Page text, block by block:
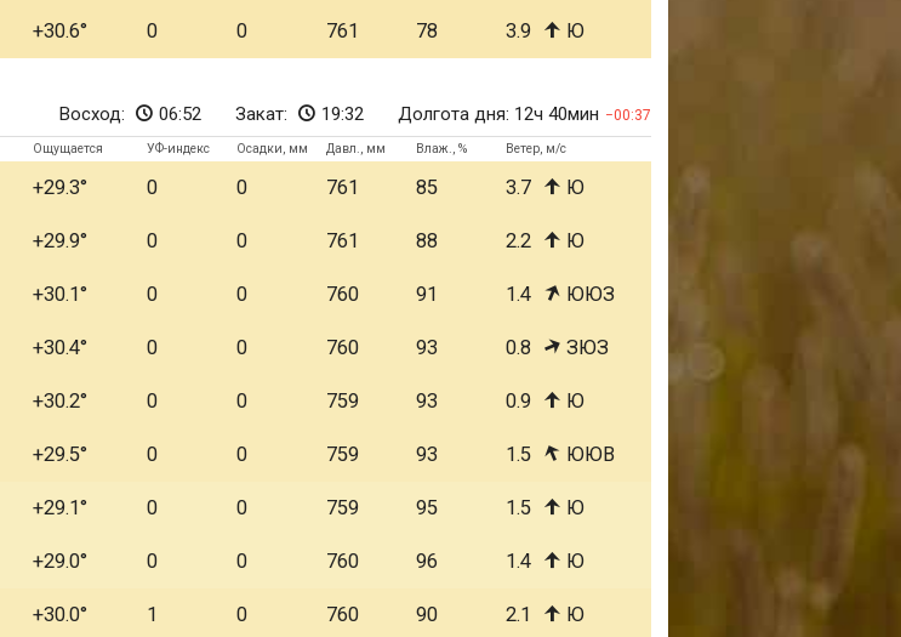
+30.6 0 0 761 78 3.9 Ю
Восход: 06:52 Закат: 19:32 Долгота дня: 12ч 40мин 00:37
Ощущается УФ-индекс Осадки, мм Давл., мм Влаж., % Ветер, м/с
+29.3 0 0 761 85 3.7 Ю
+29.9 0 0 761 88 2.2 Ю
+30.1 0 0 760 91 1.4 ЮЮЗ
+30.4 0 0 760 93 0.8 ЗЮЗ
+30.2 0 0 759 93 0.9 Ю
+29.5 0 0 759 93 1.5 ЮЮВ
+29.1 0 0 759 95 1.5 Ю
+29.0 0 0 760 96 1.4 Ю
+30.0 1 0 760 90 2.1 Ю